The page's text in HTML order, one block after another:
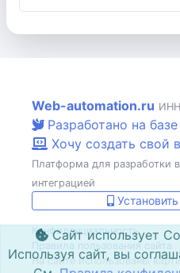
Web-automation.ru
Разработано на
Хочу создать свой
Платформа для
интеграцией
Конфиденциальность
Правила пользования сайта
На сайте использованы
Сайт использует
Используя сайт, вы